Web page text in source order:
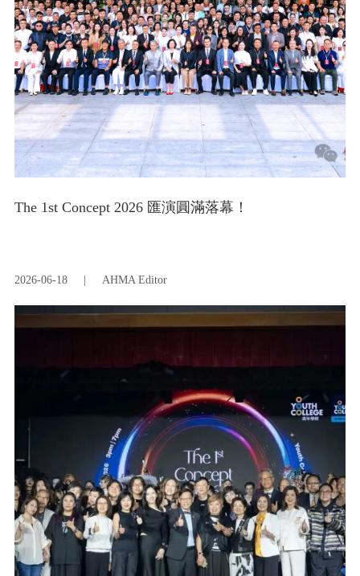
The 1st Concept 2026 匯演圓滿落幕！
2026-06-18 AHMA Editor